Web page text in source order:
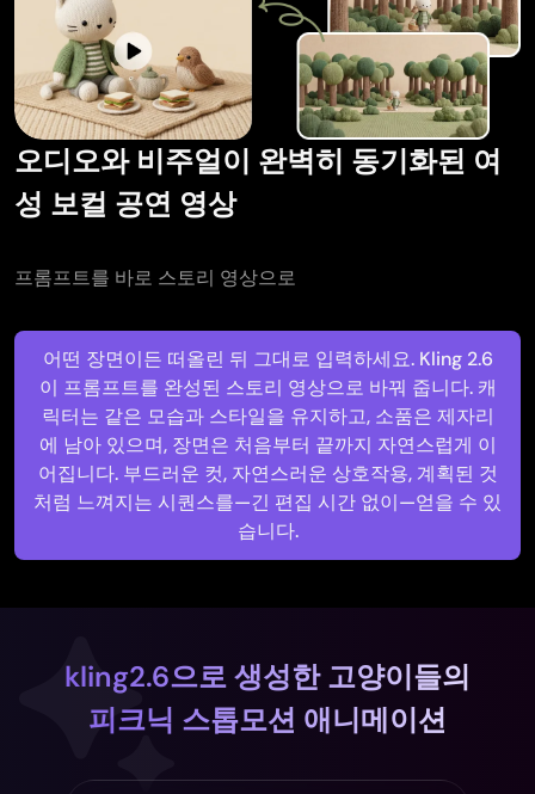
오디오와 비주얼이 완벽히 동기화된 여
성 보컬 공연 영상
프롬프트를 바로 스토리 영상으로
어떤 장면이든 떠올린 뒤 그대로 입력하세요. Kling 2.6
이 프롬프트를 완성된 스토리 영상으로 바꿔 줍니다. 캐
릭터는 같은 모습과 스타일을 유지하고, 소품은 제자리
에 남아 있으며, 장면은 처음부터 끝까지 자연스럽게 이
어집니다. 부드러운 컷, 자연스러운 상호작용, 계획된 것
처럼 느껴지는 시퀀스를—긴 편집 시간 없이—얻을 수 있
습니다.
kling2.6으로 생성한 고양이들의
피크닉 스톱모션 애니메이션